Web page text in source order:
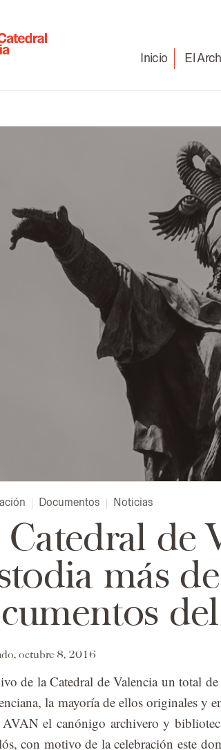
Inicio El
Documentos Noticias
de
más
octubre 8, 2016
de la Ca­te­dral de Va­len­cia un to­tal
la ma­yo­ría de ellos ori­gi­na­les y
AVAN el ca­nó­ni­go ar­chi­ve­ro y
con mo­ti­vo de la ce­le­bra­ción este